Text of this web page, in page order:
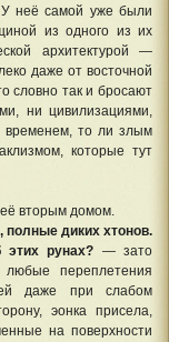
неё самой уже были
из одного из их
архитектурой —
даже от восточной
словно так и бросают
ни цивилизациями,
то ли злым
которые тут
вторым домом.
диких хтонов.
рунах? — зато
любые переплетения
даже при слабом
эонка присела,
на поверхности